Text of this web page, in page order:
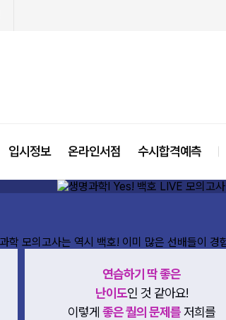
입시정보 온라인서점 수시합격예측
연습하기 딱 좋은
난이도인 것 같아요!
이렇게 좋은 퀄의 문제를저희를